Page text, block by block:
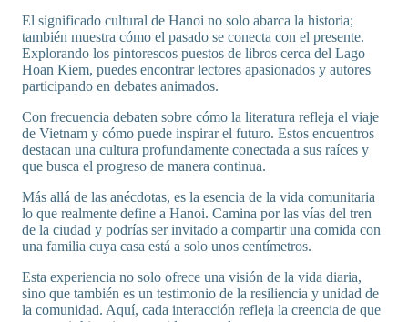
El significado cultural de Hanoi no solo abarca la historia;
también muestra cómo el pasado se conecta con el presente.
Explorando los pintorescos puestos de libros cerca del Lago
Hoan Kiem, puedes encontrar lectores apasionados y autores
participando en debates animados.
Con frecuencia debaten sobre cómo la literatura refleja el viaje
de Vietnam y cómo puede inspirar el futuro. Estos encuentros
destacan una cultura profundamente conectada a sus raíces y
que busca el progreso de manera continua.
Más allá de las anécdotas, es la esencia de la vida comunitaria
lo que realmente define a Hanoi. Camina por las vías del tren
de la ciudad y podrías ser invitado a compartir una comida con
una familia cuya casa está a solo unos centímetros.
Esta experiencia no solo ofrece una visión de la vida diaria,
sino que también es un testimonio de la resiliencia y unidad de
la comunidad. Aquí, cada interacción refleja la creencia de que